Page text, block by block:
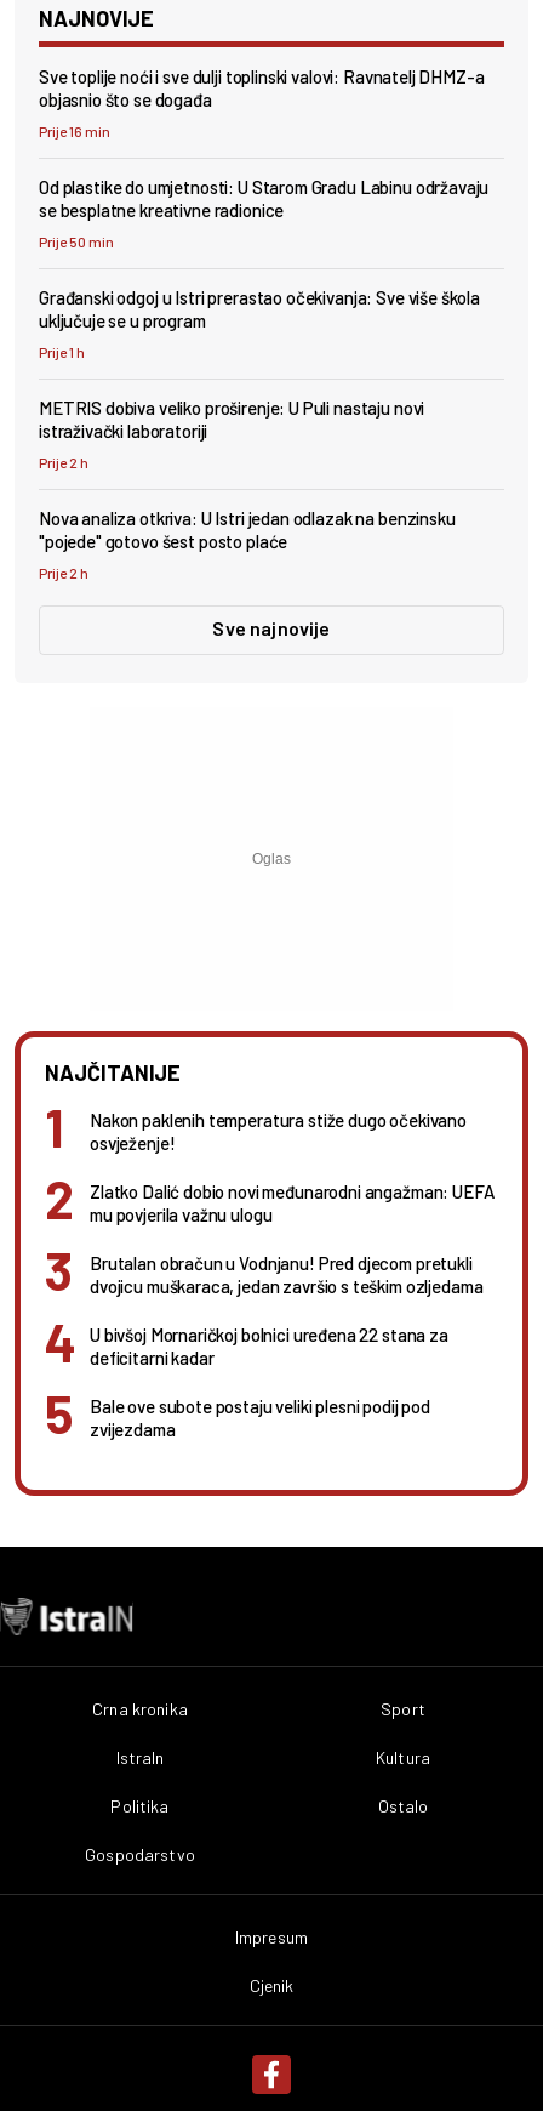
NAJNOVIJE
Sve toplije noći i sve dulji toplinski valovi: Ravnatelj DHMZ-a
objasnio što se događa
Prije 16 min
Od plastike do umjetnosti: U Starom Gradu Labinu održavaju
se besplatne kreativne radionice
Prije 50 min
Građanski odgoj u Istri prerastao očekivanja: Sve više škola
uključuje se u program
Prije 1 h
METRIS dobiva veliko proširenje: U Puli nastaju novi
istraživački laboratoriji
Prije 2 h
Nova analiza otkriva: U Istri jedan odlazak na benzinsku
"pojede" gotovo šest posto plaće
Prije 2 h
Sve najnovije
NAJČITANIJE
Nakon paklenih temperatura stiže dugo očekivano
osvježenje!
Zlatko Dalić dobio novi međunarodni angažman: UEFA
mu povjerila važnu ulogu
Brutalan obračun u Vodnjanu! Pred djecom pretukli
dvojicu muškaraca, jedan završio s teškim ozljedama
U bivšoj Mornaričkoj bolnici uređena 22 stana za
deficitarni kadar
Bale ove subote postaju veliki plesni podij pod
zvijezdama
Crna kronika
IstraIn
Politika
Gospodarstvo
Sport
Kultura
Ostalo
Impresum
Cjenik